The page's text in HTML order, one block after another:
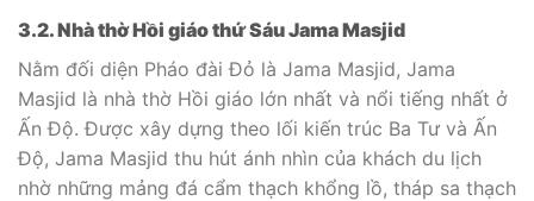
3.2. Nhà thờ Hồi giáo thứ Sáu Jama Masjid
Nằm đối diện Pháo đài Đỏ là Jama Masjid, Jama
Masjid là nhà thờ Hồi giáo lớn nhất và nổi tiếng nhất ở
Ấn Độ. Được xây dựng theo lối kiến trúc Ba Tư và Ấn
Độ, Jama Masjid thu hút ánh nhìn của khách du lịch
nhờ những mảng đá cẩm thạch khổng lồ, tháp sa thạch